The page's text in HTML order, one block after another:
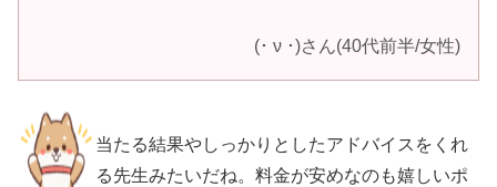
(･ ν ･)さん(40代前半/女性)
当たる結果やしっかりとしたアドバイスをくれ
る先生みたいだね。料金が安めなのも嬉しいポ